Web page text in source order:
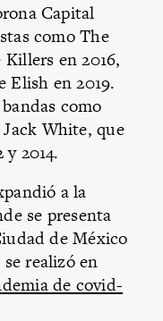
Capital
como The
Killers en 2016,
Elish en 2019.
como
White, que
2014.
a la
se presenta
de México
realizó en
de covid-